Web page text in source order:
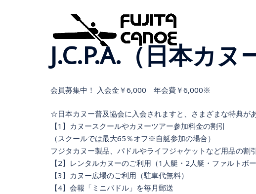
J.C.P.A.（日本カ
会員募集中！ 入会金￥6,000 年会費￥6,000※
☆日本カヌー普及協会に入会されますと、さまざまな特典が
【1】カヌースクールやカヌーツアー参加料金の割引
（スクールでは最大65％オフ※自艇参加の場合）
フジタカヌー製品、パドルやライフジャケットなど用品の割引
【2】レンタルカヌーのご利用（1人艇・2人艇・ファルトボ
【3】カヌー広場のご利用（駐車代無料）
【4】会報「ミニパドル」を毎月郵送